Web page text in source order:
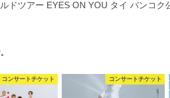
ドツアー EYES ON YOU タイ バンコク
コンサートチケット コンサートチケット